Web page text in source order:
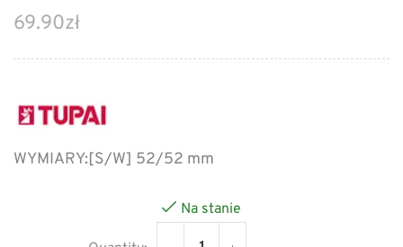
69.90zł
WYMIARY:[S/W] 52/52 mm
Na stanie